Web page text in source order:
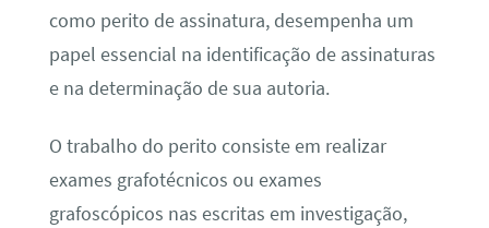
como perito de assinatura, desempenha um
papel essencial na identificação de assinaturas
e na determinação de sua autoria.
O trabalho do perito consiste em realizar
exames grafotécnicos ou exames
grafoscópicos nas escritas em investigação,